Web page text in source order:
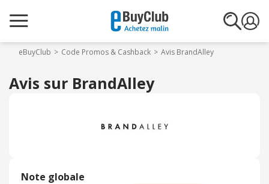
eBuyClub Code Promos & Cashback Avis BrandAlley
Avis sur BrandAlley
Note globale